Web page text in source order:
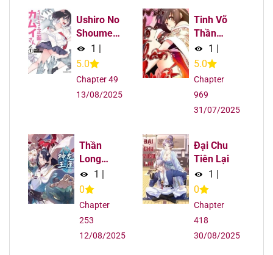
Chapter 117 18/08/2025
Chapter 116 18/08/2025
18/08/2025
18/08/2025
Chapter 113 18/08/2025
Chapter 112 18/08/2025
Chapter 111 18/08/2025
18/08/2025
Ushiro No
Shoumen
Kamui-San
1 |
5.0
Chapter 49
13/08/2025
Tinh Võ
Thần
Quyết
1 |
5.0
Chapter
969
31/07/2025
Thần
Long
Vương
Tọa
1 |
0
Chapter
253
12/08/2025
Đại Chu
Tiên Lại
1 |
0
Chapter
418
30/08/2025